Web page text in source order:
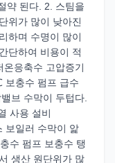
약 된다. 2. 스팀을
위가 많이 낮아진
하며 수명이 많이
단하여 비용이 적
응축수 고압증기
보충수 펌프 급수
브 수막이 두텁다.
사용 설비
보일러 수막이 앑
수 펌프 보충수 탱
생산 원단위가 많